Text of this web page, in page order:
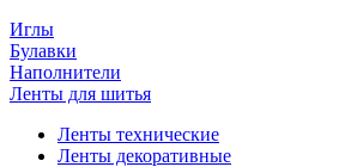
Иглы
Булавки
Наполнители
Ленты для шитья
Ленты технические
Ленты декоративные